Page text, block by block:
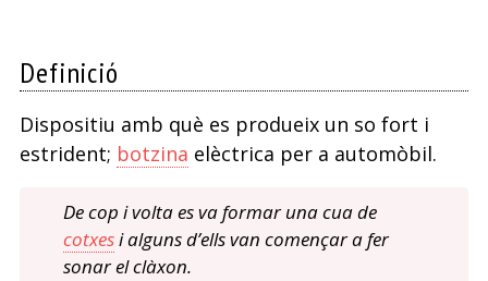
Definició
Dispositiu amb què es produeix un so fort i
estrident; botzina elèctrica per a automòbil.
De cop i volta es va formar una cua de
cotxesi alguns d’ells van començar a fer
sonar el clàxon.